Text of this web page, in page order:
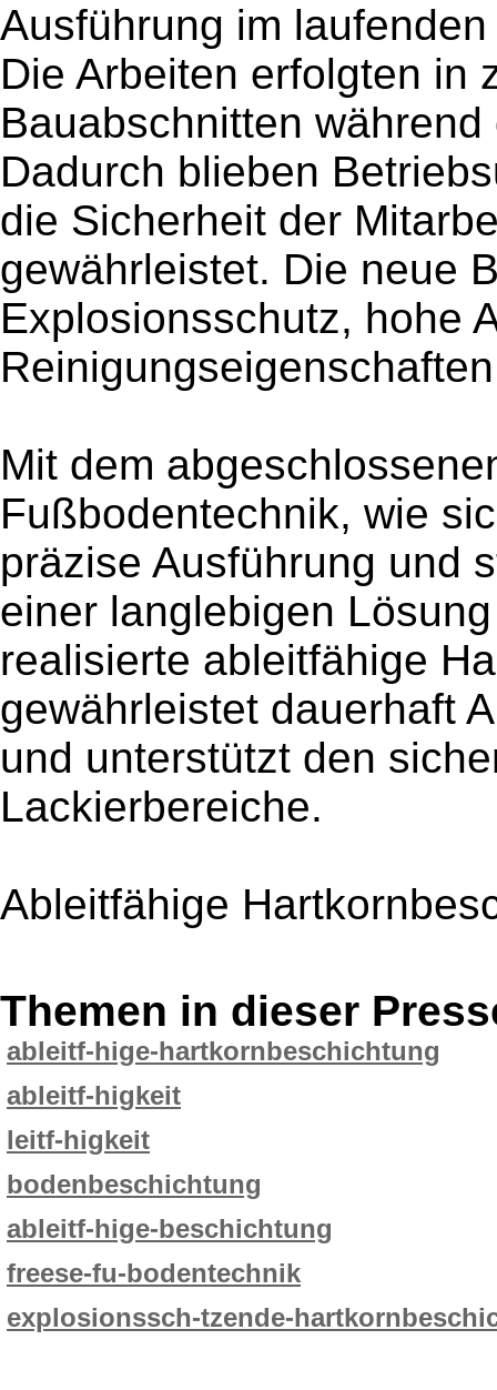
Ausführung im
Die Arbeiten erfolgten in
Bauabschnitten
Dadurch blieben
die Sicherheit der
gewährleistet. Die neue
Explosionsschutz, hohe
Mit dem
Fußbodentechnik, wie
präzise Ausführung und
einer langlebigen
realisierte ableitfähige
gewährleistet dauerhaft
und unterstützt den
Lackierbereiche.
Ableitfähige
Themen in dieser
ableitf-hige-hartkornbeschichtung
ableitf-higkeit
leitf-higkeit
bodenbeschichtung
ableitf-hige-beschichtung
freese-fu-bodentechnik
explosionssch-tzende-